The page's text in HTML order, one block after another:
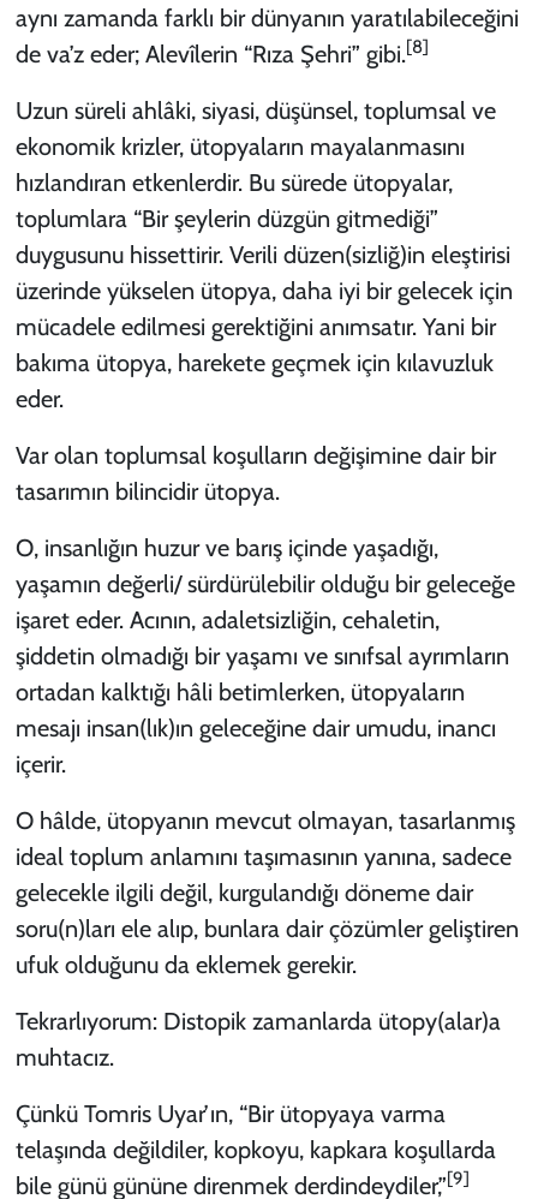
aynı zamanda farklı bir dünyanın yaratılabileceğini
de va’z eder; Alevîlerin “Rıza Şehri” gibi.[8]
Uzun süreli ahlâki, siyasi, düşünsel, toplumsal ve
ekonomik krizler, ütopyaların mayalanmasını
hızlandıran etkenlerdir. Bu sürede ütopyalar,
toplumlara “Bir şeylerin düzgün gitmediği”
duygusunu hissettirir. Verili düzen(sizliğ)in eleştirisi
üzerinde yükselen ütopya, daha iyi bir gelecek için
mücadele edilmesi gerektiğini anımsatır. Yani bir
bakıma ütopya, harekete geçmek için kılavuzluk
eder.
Var olan toplumsal koşulların değişimine dair bir
tasarımın bilincidir ütopya.
O, insanlığın huzur ve barış içinde yaşadığı,
yaşamın değerli/ sürdürülebilir olduğu bir geleceğe
işaret eder. Acının, adaletsizliğin, cehaletin,
şiddetin olmadığı bir yaşamı ve sınıfsal ayrımların
ortadan kalktığı hâli betimlerken, ütopyaların
mesajı insan(lık)ın geleceğine dair umudu, inancı
içerir.
O hâlde, ütopyanın mevcut olmayan, tasarlanmış
ideal toplum anlamını taşımasının yanına, sadece
gelecekle ilgili değil, kurgulandığı döneme dair
soru(n)ları ele alıp, bunlara dair çözümler geliştiren
ufuk olduğunu da eklemek gerekir.
Tekrarlıyorum: Distopik zamanlarda ütopy(alar)a
muhtacız.
Çünkü Tomris Uyar’ın, “Bir ütopyaya varma
telaşında değildiler, kopkoyu, kapkara koşullarda
bile günü gününe direnmek derdindeydiler,”[9]